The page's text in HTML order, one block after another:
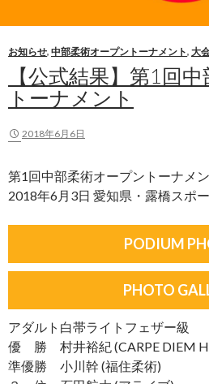
お知らせ, 中部柔術オープントーナメント, 大
【公式結果】第1回
トーナメント
2018年6月6日
第1回中部柔術オープントーナメ
2018年6月3日 愛知県・露橋スポ
PODIUM
PHOTO
アダルト白帯ライトフェザー級
優 勝 村井裕紀 (CARPE DIEM
準優勝 小川幹 (福住柔術)